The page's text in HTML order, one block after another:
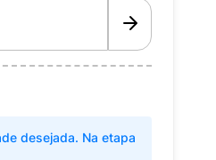
desejada. Na etapa